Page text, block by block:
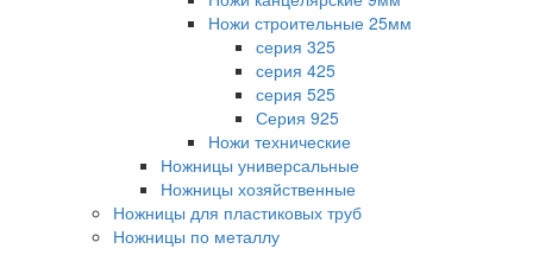
Ножи строительные 25мм
серия 325
серия 425
серия 525
Серия 925
Ножи технические
Ножницы универсальные
Ножницы хозяйственные
Ножницы для пластиковых труб
Ножницы по металлу